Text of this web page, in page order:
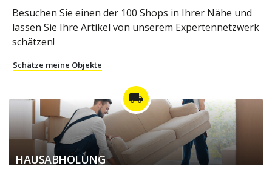
Besuchen Sie einen der 100 Shops in Ihrer Nähe und
lassen Sie Ihre Artikel von unserem Expertennetzwerk
schätzen!
Schätze meine Objekte
local_shipping
HAUSABHOLUNG